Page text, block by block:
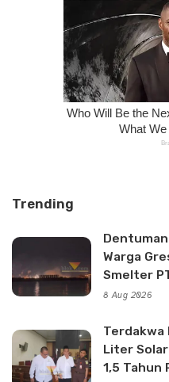
Trending
Warga
Smelter
8 Aug 2026
Terdakwa
Liter
1,5 Tahun